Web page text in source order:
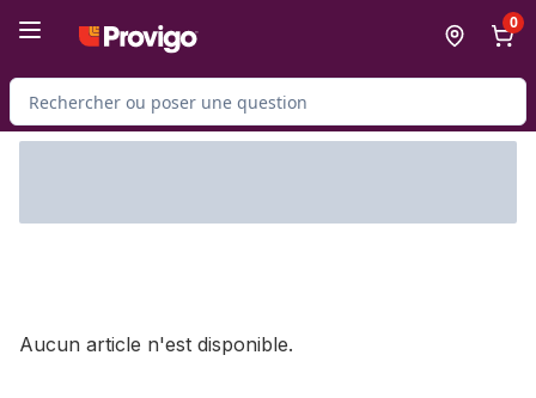
0
Rechercher des produits
Aucun article n'est disponible.